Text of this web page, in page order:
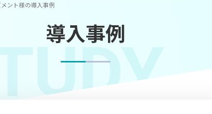
ント様の導入事例
導入事例